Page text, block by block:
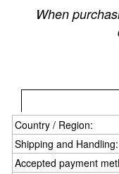
When
Country / Region:
Shipping and Handling:
Accepted payment